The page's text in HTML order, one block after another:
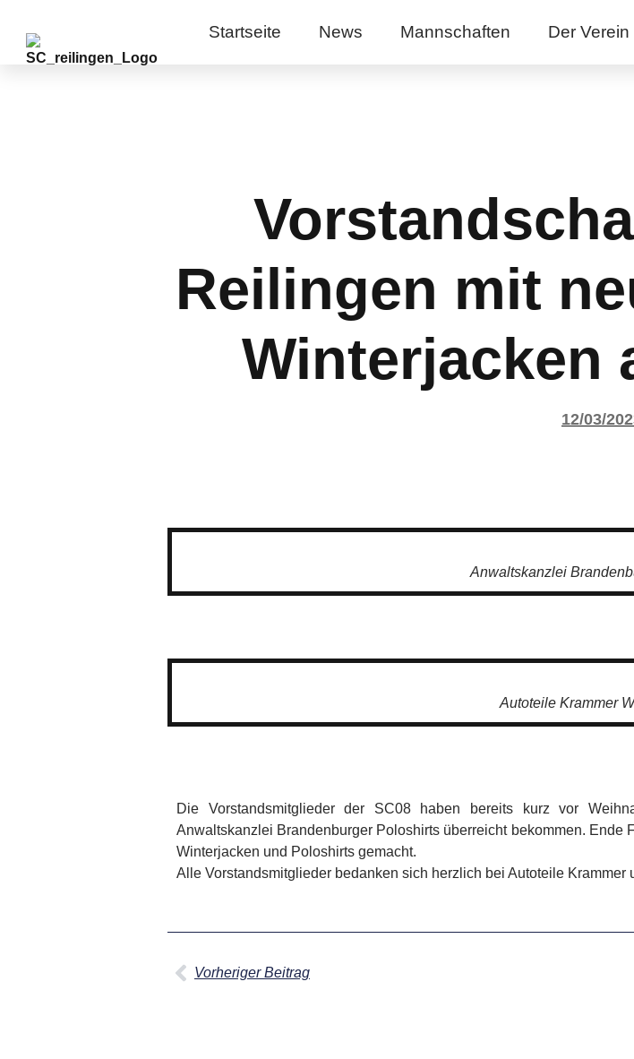
Startseite News Mannschaften Der Verein
Reilingen mit
Winterjacken
12/03/
Anwaltskanzlei
Autoteile Krammer
Die Vorstandsmitglieder der SC08 haben bereits kurz vor
Anwaltskanzlei Brandenburger Poloshirts überreicht bekommen. Ende
Winterjacken und Poloshirts gemacht.
Alle Vorstandsmitglieder bedanken sich herzlich bei Autoteile Krammer
Vorheriger Beitrag